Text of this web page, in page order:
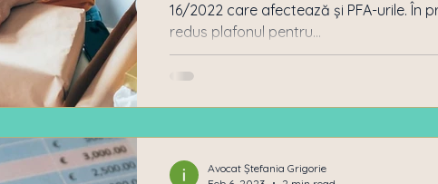
16/2022 care afectează și PFA-urile. În
redus plafonul pentru...
Avocat Ștefania Grigorie